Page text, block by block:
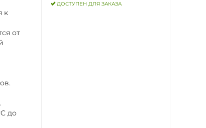
к
от
до
ДОСТУПЕН ДЛЯ ЗАКАЗА